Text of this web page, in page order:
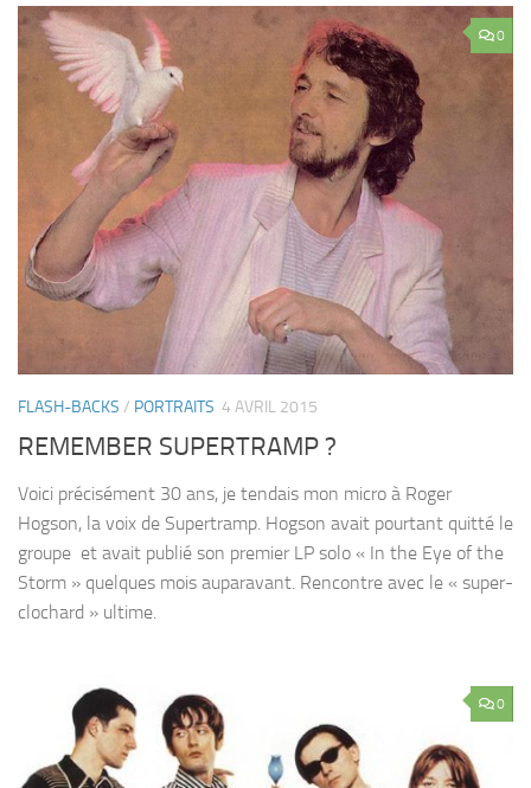
0
FLASH-BACKS / PORTRAITS 4 AVRIL 2015
REMEMBER SUPERTRAMP ?
Voici précisément 30 ans, je tendais mon micro à Roger
Hogson, la voix de Supertramp. Hogson avait pourtant quitté le
groupe et avait publié son premier LP solo « In the Eye of the
Storm » quelques mois auparavant. Rencontre avec le « super-
clochard » ultime.
0